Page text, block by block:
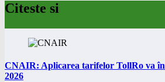
Citeste si
CNAIR: Aplicarea tarifelor TollRo va
2026